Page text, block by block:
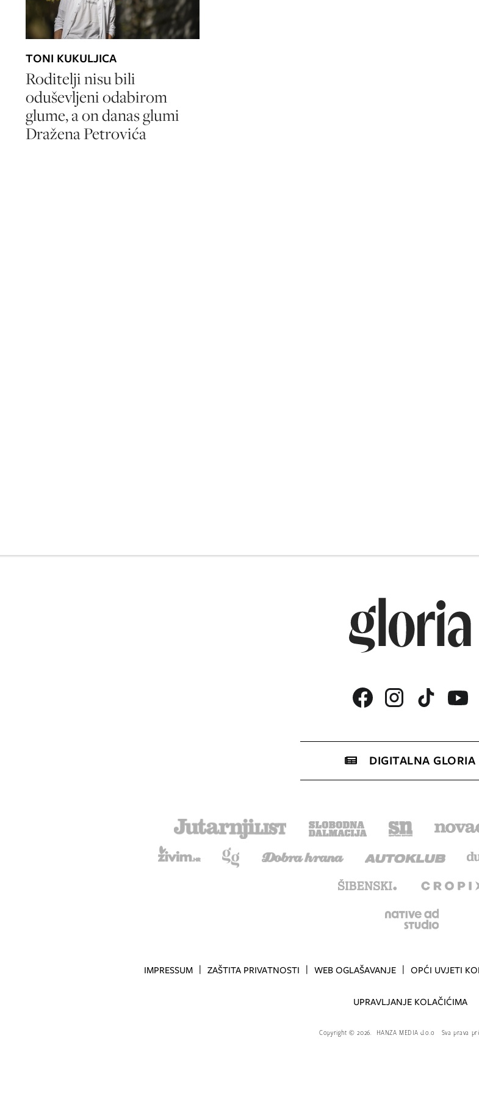
TONI KUKULJICA
Roditelji nisu bili
oduševljeni odabirom
glume, a on danas glumi
Dražena Petrovića
DIGITALNA GLORIA
IMPRESSUM ZAŠTITA PRIVATNOSTI WEB OGLAŠAVANJE OPĆI UVJETI
UPRAVLJANJE KOLAČIĆIMA
Copyright© 2026. HANZA MEDIA d.o.o Sva prava